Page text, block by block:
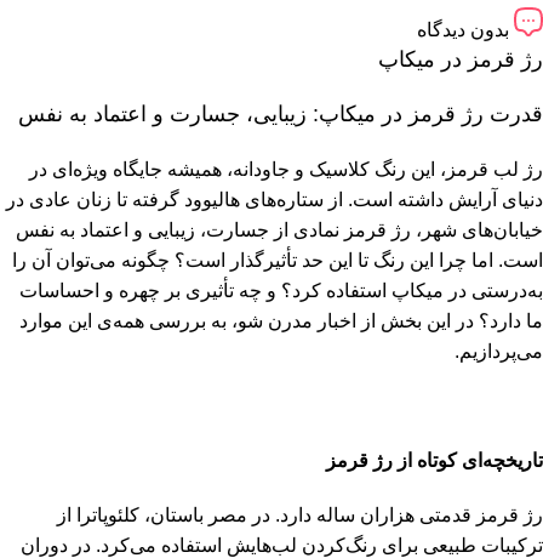
بدون دیدگاه
رژ قرمز در میکاپ
قدرت رژ قرمز در میکاپ: زیبایی، جسارت و اعتماد به نفس
رژ لب قرمز، این رنگ کلاسیک و جاودانه، همیشه جایگاه ویژه‌ای در
دنیای آرایش داشته است. از ستاره‌های هالیوود گرفته تا زنان عادی در
خیابان‌های شهر، رژ قرمز نمادی از جسارت، زیبایی و اعتماد به نفس
است. اما چرا این رنگ تا این حد تأثیرگذار است؟ چگونه می‌توان آن را
به‌درستی در میکاپ استفاده کرد؟ و چه تأثیری بر چهره و احساسات
ما دارد؟ در این بخش از اخبار مدرن شو، به بررسی همه‌ی این موارد
می‌پردازیم.
تاریخچه‌ای کوتاه از رژ قرمز
رژ قرمز قدمتی هزاران ساله دارد. در مصر باستان، کلئوپاترا از
ترکیبات طبیعی برای رنگ‌کردن لب‌هایش استفاده می‌کرد. در دوران